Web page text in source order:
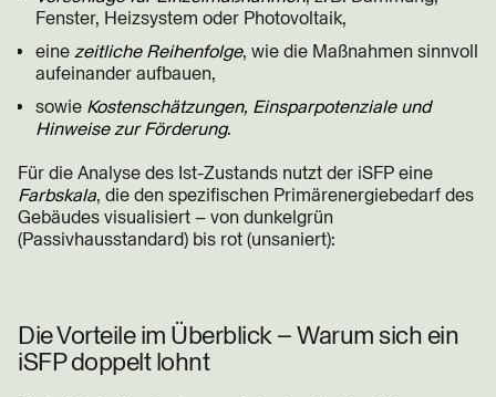
Fenster, Heizsystem oder Photovoltaik,
eine zeitliche Reihenfolge, wie die Maßnahmen sinnvoll
aufeinander aufbauen,
sowie Kostenschätzungen, Einsparpotenziale und
Hinweise zur Förderung.
Für die Analyse des Ist-Zustands nutzt der iSFP eine
Farbskala, die den spezifischen Primärenergiebedarf des
Gebäudes visualisiert – von dunkelgrün
(Passivhausstandard) bis rot (unsaniert):
Die Vorteile im Überblick – Warum sich ein
iSFP doppelt lohnt